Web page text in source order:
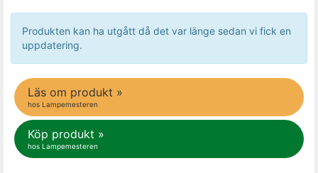
Produkten kan ha utgått då det var länge sedan vi fick en
uppdatering.
Läs om produkt »
hos Lampemesteren
Köp produkt »
hos Lampemesteren